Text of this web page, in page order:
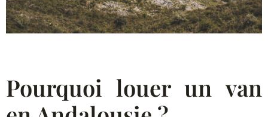
Pourquoi louer un van